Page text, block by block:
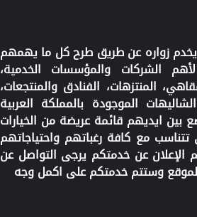
زواره عن طريق طرح كل ما يهمهم
لأهم الشركات والمؤسسات الخدمية،
المنتزهات، الفنادق والمنتجعات،
الموجودة بالمملكة العربية
بين ايديهم قائمة عريضة من الخيارات
تتناسب مع كافة رغباتهم واحتياجاتهم
الإعلان عن خدمتكم يرجى التواصل عن
وستتم خدمتكم على اكمل وجه